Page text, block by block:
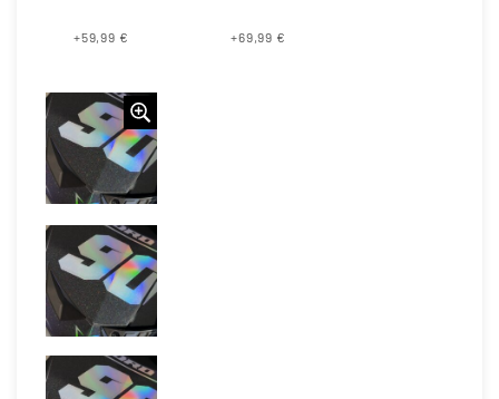
+59,99 € +69,99 €